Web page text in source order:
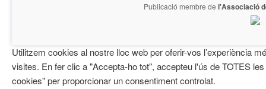
Publicació membre de l'Associació
Utilitzem cookies al nostre lloc web per oferir-vos l’experiència
visites. En fer clic a "Accepta-ho tot", accepteu l'ús de TOTES
cookies" per proporcionar un consentiment controlat.